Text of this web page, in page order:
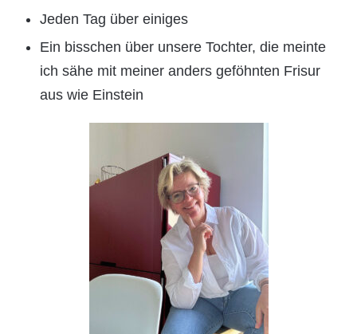
Jeden Tag über einiges
Ein bisschen über unsere Tochter, die meinte
ich sähe mit meiner anders geföhnten Frisur
aus wie Einstein